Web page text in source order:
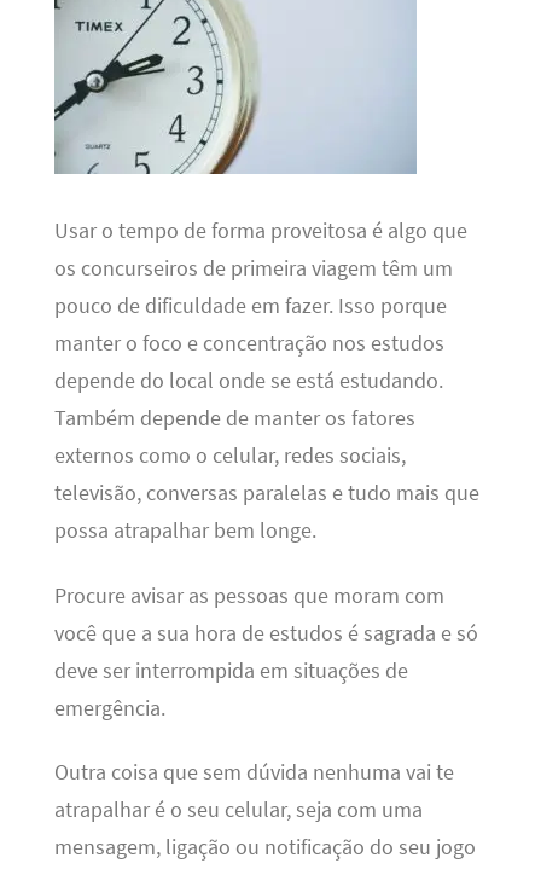
Usar o tempo de forma proveitosa é algo que
os concurseiros de primeira viagem têm um
pouco de dificuldade em fazer. Isso porque
manter o foco e concentração nos estudos
depende do local onde se está estudando.
Também depende de manter os fatores
externos como o celular, redes sociais,
televisão, conversas paralelas e tudo mais que
possa atrapalhar bem longe.
Procure avisar as pessoas que moram com
você que a sua hora de estudos é sagrada e só
deve ser interrompida em situações de
emergência.
Outra coisa que sem dúvida nenhuma vai te
atrapalhar é o seu celular, seja com uma
mensagem, ligação ou notificação do seu jogo